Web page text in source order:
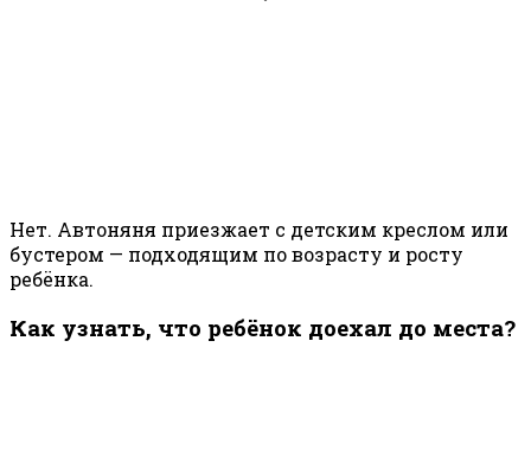
Нет. Автоняня приезжает с детским креслом или
бустером — подходящим по возрасту и росту
ребёнка.
Как узнать, что ребёнок доехал до места?